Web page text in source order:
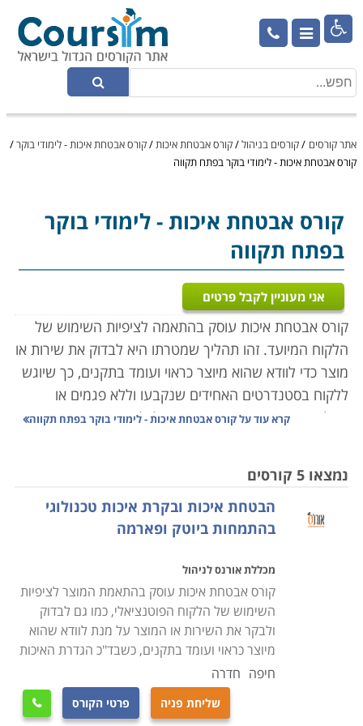

אתר קורסים /קורסים בניהול/קורס אבטחת איכות/קורס אבטחת איכות - לימודי בוקר/
קורס אבטחת איכות - לימודי בוקר בפתח תקווה
קורס אבטחת איכות- לימודי בוקר
בפתח תקווה
אני מעוניין לקבל פרטים
קורס אבטחת איכות עוסק בהתאמה לציפיות השימוש של
הלקוח המיועד. זהו תהליך שמטרתו היא לבדוק את שירות או
מוצר כדי לוודא שהוא מיוצר כראוי ועומד בתקנים, כך שיוגש
ללקוח בסטנדרטים האחידים שנקבעו וללא פגמים או
תקלות. הגדרת האיכות היא שונה לכל מקרה באופן פרטני
ותקנים חיצוניים, בעיקר במקרים בהם יש לדבר חשיבות
קריטית; מי שירכוש חולצה שלא תשרוד כביסה ראשונה
יפסיד כמה שקלים ואולי את מצב הרוח, אך מי שירכוש
את בריאותו או חייו. לשם כך חובה על ספקי מוצרים שכאלו
להיות כפופים לגורמים חיצוניים מחייבים כמו מכון התקנים,
איגוד התקינה, מינהל המזון והתרופות האמריקאי, המועצה
הציבורית לאיכות בישראל או הנציבות הבינלאומית
לאלקטרוטכניקה. במקרים אחרים נעשית בחירה מחייבת
מרצון לעמוד בכללים אשר יעניקו תו תקן כמו למשל תקני
, אשר מזוהים גם בקרב ציבור הצרכנים הרוכשים
קרא עוד עלקורס אבטחת איכות - לימודי בוקר בפתח תקווה
נמצאו 5 קורסים
הבטחת איכות ובקרת איכות טכנולוגי
בהתמחות ביוטק ופארמה
מכללת אורנס לניהול
קורס אבטחת איכות עוסק בהתאמת המוצר לציפיות
השימוש של הלקוח הפוטנציאלי, כמו גם לבדוק
ולבקר את השירות או המוצר על מנת לוודא שהוא
מיוצר כראוי ועומד בתקנים, כשבד"כ הגדרת האיכות
חיפה חדרה
שליחת פניה פרטי הקורס 